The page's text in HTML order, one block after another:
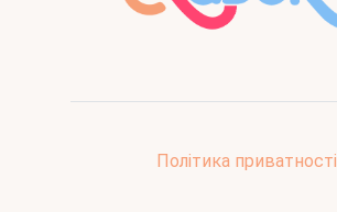
Політика приватності